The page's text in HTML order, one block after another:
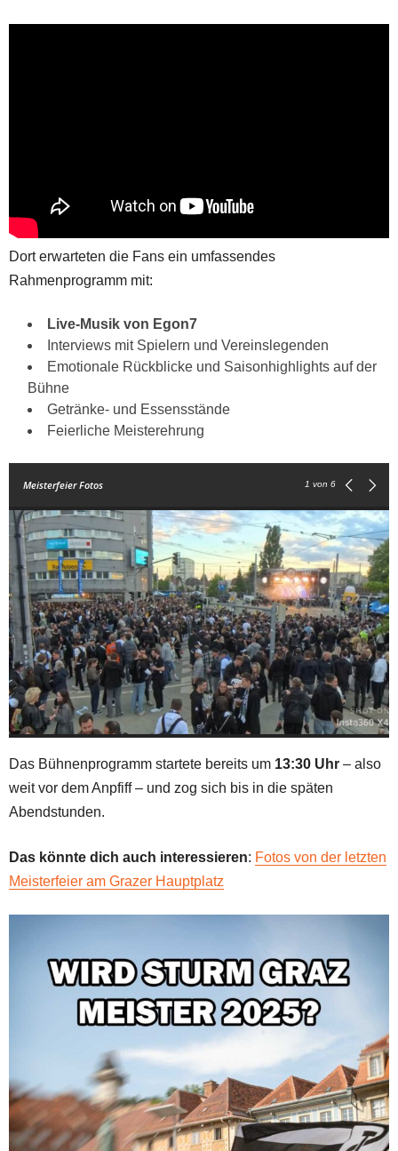
Dort erwarteten die Fans ein umfassendes
Rahmenprogramm mit:
Live-Musik von Egon7
Interviews mit Spielern und Vereinslegenden
Emotionale Rückblicke und Saisonhighlights auf der
Bühne
Getränke- und Essensstände
Feierliche Meisterehrung
Meisterfeier Fotos 1 von 6
Das Bühnenprogramm startete bereits um 13:30 Uhr – also
weit vor dem Anpfiff – und zog sich bis in die späten
Abendstunden.
Das könnte dich auch interessieren: Fotos von der letzten
Meisterfeier am Grazer Hauptplatz